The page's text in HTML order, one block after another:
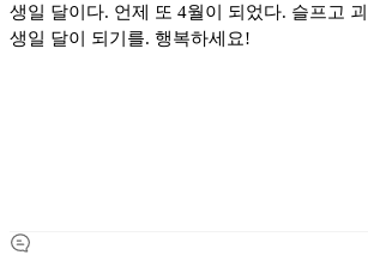
생일 달이다. 언제 또 4월이 되었다. 슬프고
생일 달이 되기를. 행복하세요!